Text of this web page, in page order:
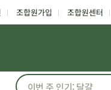
조합원가입 조합원센터